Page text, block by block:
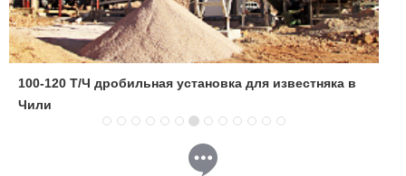
100-120 Т/Ч дробильная установка для известняка в
Чили